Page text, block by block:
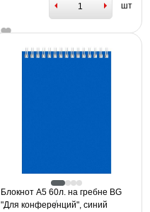
шт
Блокнот А5 60л. на гребне BG
"Для конференций", синий